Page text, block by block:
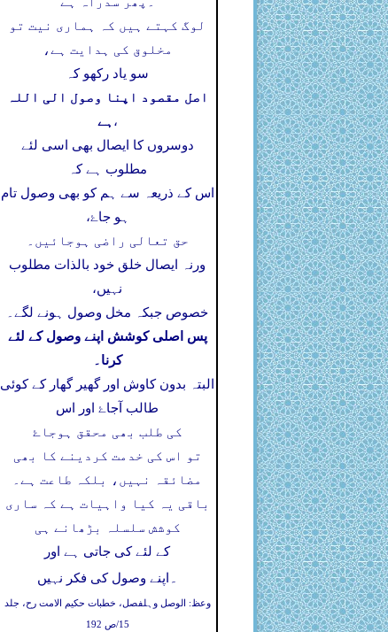
لوگ کہتے ہیں کہ ہماری نیت تو
مخلوق کی ہدایت ہے،
سو یاد رکھو کہ
اصل مقصود اپنا وصول الی اللہ
ہے ،
دوسروں کا ایصال بھی اسی لئے
مطلوب ہے کہ
اس کے ذریعہ سے ہم کو بھی وصول تام
ہو جاۓ،
حق تعالی راضی ہوجائیں۔
ورنہ ایصال خلق خود بالذات مطلوب
نہیں،
خصوص جبکہ مخل وصول ہونے لگے۔
پس اصلی کوشش اپنے وصول کے لئے
کرنا۔
البتہ بدون کاوش اور گھیر گھار کے کوئی
طالب آجاۓ اور اس
کی طلب بھی محقق ہوجاۓ
تو اس کی خدمت کردینے کا بھی
مضائقہ نہیں، بلکہ طاعت ہے۔
باقی یہ کیا واہیات ہے کہ ساری
کوشش سلسلہ بڑھانے ہی
کے لئے کی جاتی ہے اور
اپنے وصول کی فکر نہیں ۔
وعظ: الوصل وہلفصل، خطبات حکیم الامت رح، جلد
15/ص 192